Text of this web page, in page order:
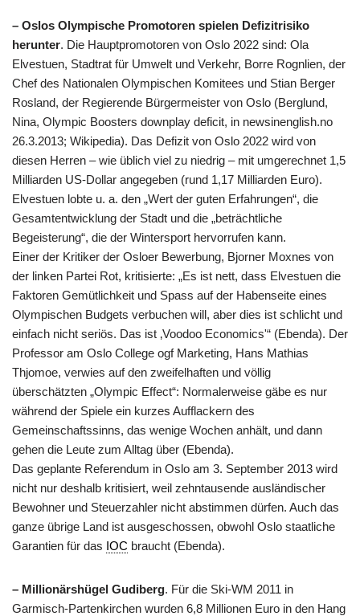
– Oslos Olympische Promotoren spielen Defizitrisiko
herunter. Die Hauptpromotoren von Oslo 2022 sind: Ola
Elvestuen, Stadtrat für Umwelt und Verkehr, Borre Rognlien, der
Chef des Nationalen Olympischen Komitees und Stian Berger
Rosland, der Regierende Bürgermeister von Oslo (Berglund,
Nina, Olympic Boosters downplay deficit, in newsinenglish.no
26.3.2013; Wikipedia). Das Defizit von Oslo 2022 wird von
diesen Herren – wie üblich viel zu niedrig – mit umgerechnet 1,5
Milliarden US-Dollar angegeben (rund 1,17 Milliarden Euro).
Elvestuen lobte u. a. den „Wert der guten Erfahrungen“, die
Gesamtentwicklung der Stadt und die „beträchtliche
Begeisterung“, die der Wintersport hervorrufen kann.
Einer der Kritiker der Osloer Bewerbung, Bjorner Moxnes von
der linken Partei Rot, kritisierte: „Es ist nett, dass Elvestuen die
Faktoren Gemütlichkeit und Spass auf der Habenseite eines
Olympischen Budgets verbuchen will, aber dies ist schlicht und
einfach nicht seriös. Das ist ‚Voodoo Economics'“ (Ebenda). Der
Professor am Oslo College ogf Marketing, Hans Mathias
Thjomoe, verwies auf den zweifelhaften und völlig
überschätzten „Olympic Effect“: Normalerweise gäbe es nur
während der Spiele ein kurzes Aufflackern des
Gemeinschaftssinns, das wenige Wochen anhält, und dann
gehen die Leute zum Alltag über (Ebenda).
Das geplante Referendum in Oslo am 3. September 2013 wird
nicht nur deshalb kritisiert, weil zehntausende ausländischer
Bewohner und Steuerzahler nicht abstimmen dürfen. Auch das
ganze übrige Land ist ausgeschossen, obwohl Oslo staatliche
Garantien für das IOC braucht (Ebenda).
– Millionärshügel Gudiberg. Für die Ski-WM 2011 in
Garmisch-Partenkirchen wurden 6,8 Millionen Euro in den Hang